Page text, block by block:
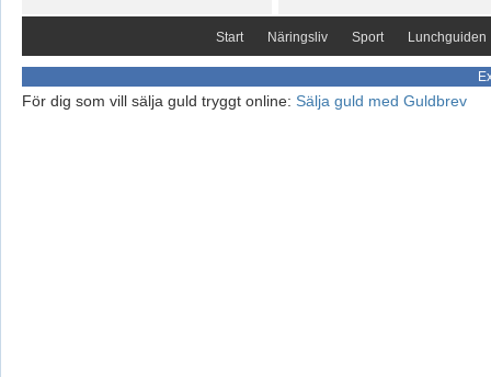
Start Näringsliv Sport Lunchguiden
För dig som vill sälja guld tryggt online: Sälja guld med Guldbrev